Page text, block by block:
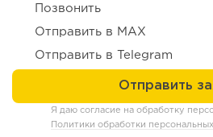
Позвонить
Отправить в MAX
Отправить в Telegram
Я даю согласие на обработку
Политики обработки